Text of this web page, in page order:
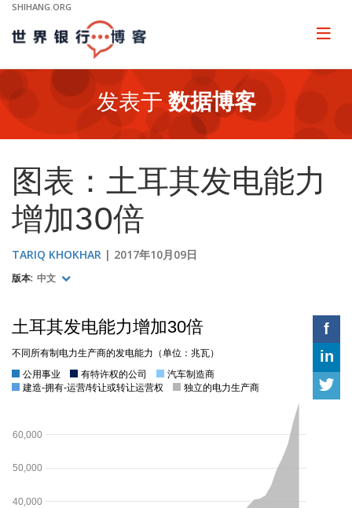
Skip
Main
Navigation
SHIHANG.ORG
Page
发表于 数据博客
图表：土耳其发电能力
增加30倍
TARIQ KHOKHAR 2017年10月09日
版本: 中文